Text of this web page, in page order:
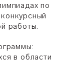
по
работы.
в области